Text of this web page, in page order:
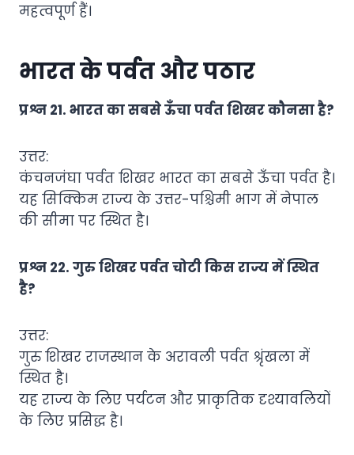
महत्वपूर्ण हैं।
भारत के पर्वत और पठार
प्रश्न 21. भारत का सबसे ऊँचा पर्वत शिखर कौनसा है?
उत्तर:
कंचनजंघा पर्वत शिखर भारत का सबसे ऊँचा पर्वत है।
यह सिक्किम राज्य के उत्तर-पश्चिमी भाग में नेपाल
की सीमा पर स्थित है।
प्रश्न 22. गुरु शिखर पर्वत चोटी किस राज्य में स्थित
है?
उत्तर:
गुरु शिखर राजस्थान के अरावली पर्वत श्रृंखला में
स्थित है।
यह राज्य के लिए पर्यटन और प्राकृतिक दृश्यावलियों
के लिए प्रसिद्ध है।